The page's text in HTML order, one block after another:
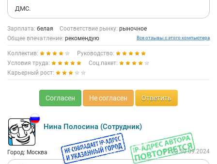
ДМС.
Зарплата: белая Соответствие рынку: рыночное
Общее впечатление: рекомендую Все отзывы с этого компьютера
Коллектив:
Руководство:
Условия труда:
Соц.пакет:
Карьерный рост:
Согласен Не согласен Ответить
Нина Полосина (Сотрудник)
Город: Москва 11:23 30.09.2024